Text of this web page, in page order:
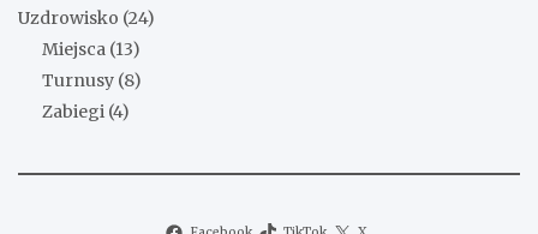
Uzdrowisko (24)
Miejsca (13)
Turnusy (8)
Zabiegi (4)